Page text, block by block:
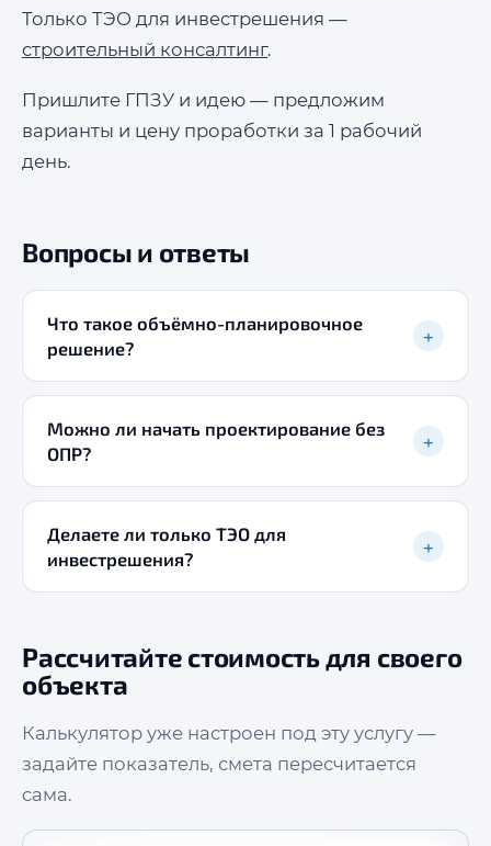
Только ТЭО для инвестрешения —
строительный консалтинг.
Пришлите ГПЗУ и идею — предложим
варианты и цену проработки за 1 рабочий
день.
Вопросы и ответы
Что такое объёмно-планировочное
решение?
+
Можно ли начать проектирование без
ОПР?
+
Делаете ли только ТЭО для
инвестрешения?
+
Рассчитайте стоимость для своего
объекта
Калькулятор уже настроен под эту услугу —
задайте показатель, смета пересчитается
сама.